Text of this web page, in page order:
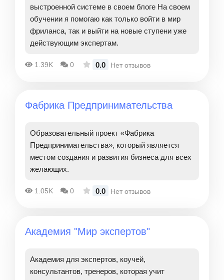
выстроенной системе в своем блоге На своем
обучении я помогаю как только войти в мир
фриланса, так и выйти на новые ступени уже
действующим экспертам.
1.39K 0 0.0 Нет отзывов
Фабрика Предпринимательства
Образовательный проект «Фабрика
Предпринимательства», который является
местом создания и развития бизнеса для всех
желающих.
1.05K 0 0.0 Нет отзывов
Академия "Мир экспертов"
Академия для экспертов, коучей,
консультантов, тренеров, которая учит